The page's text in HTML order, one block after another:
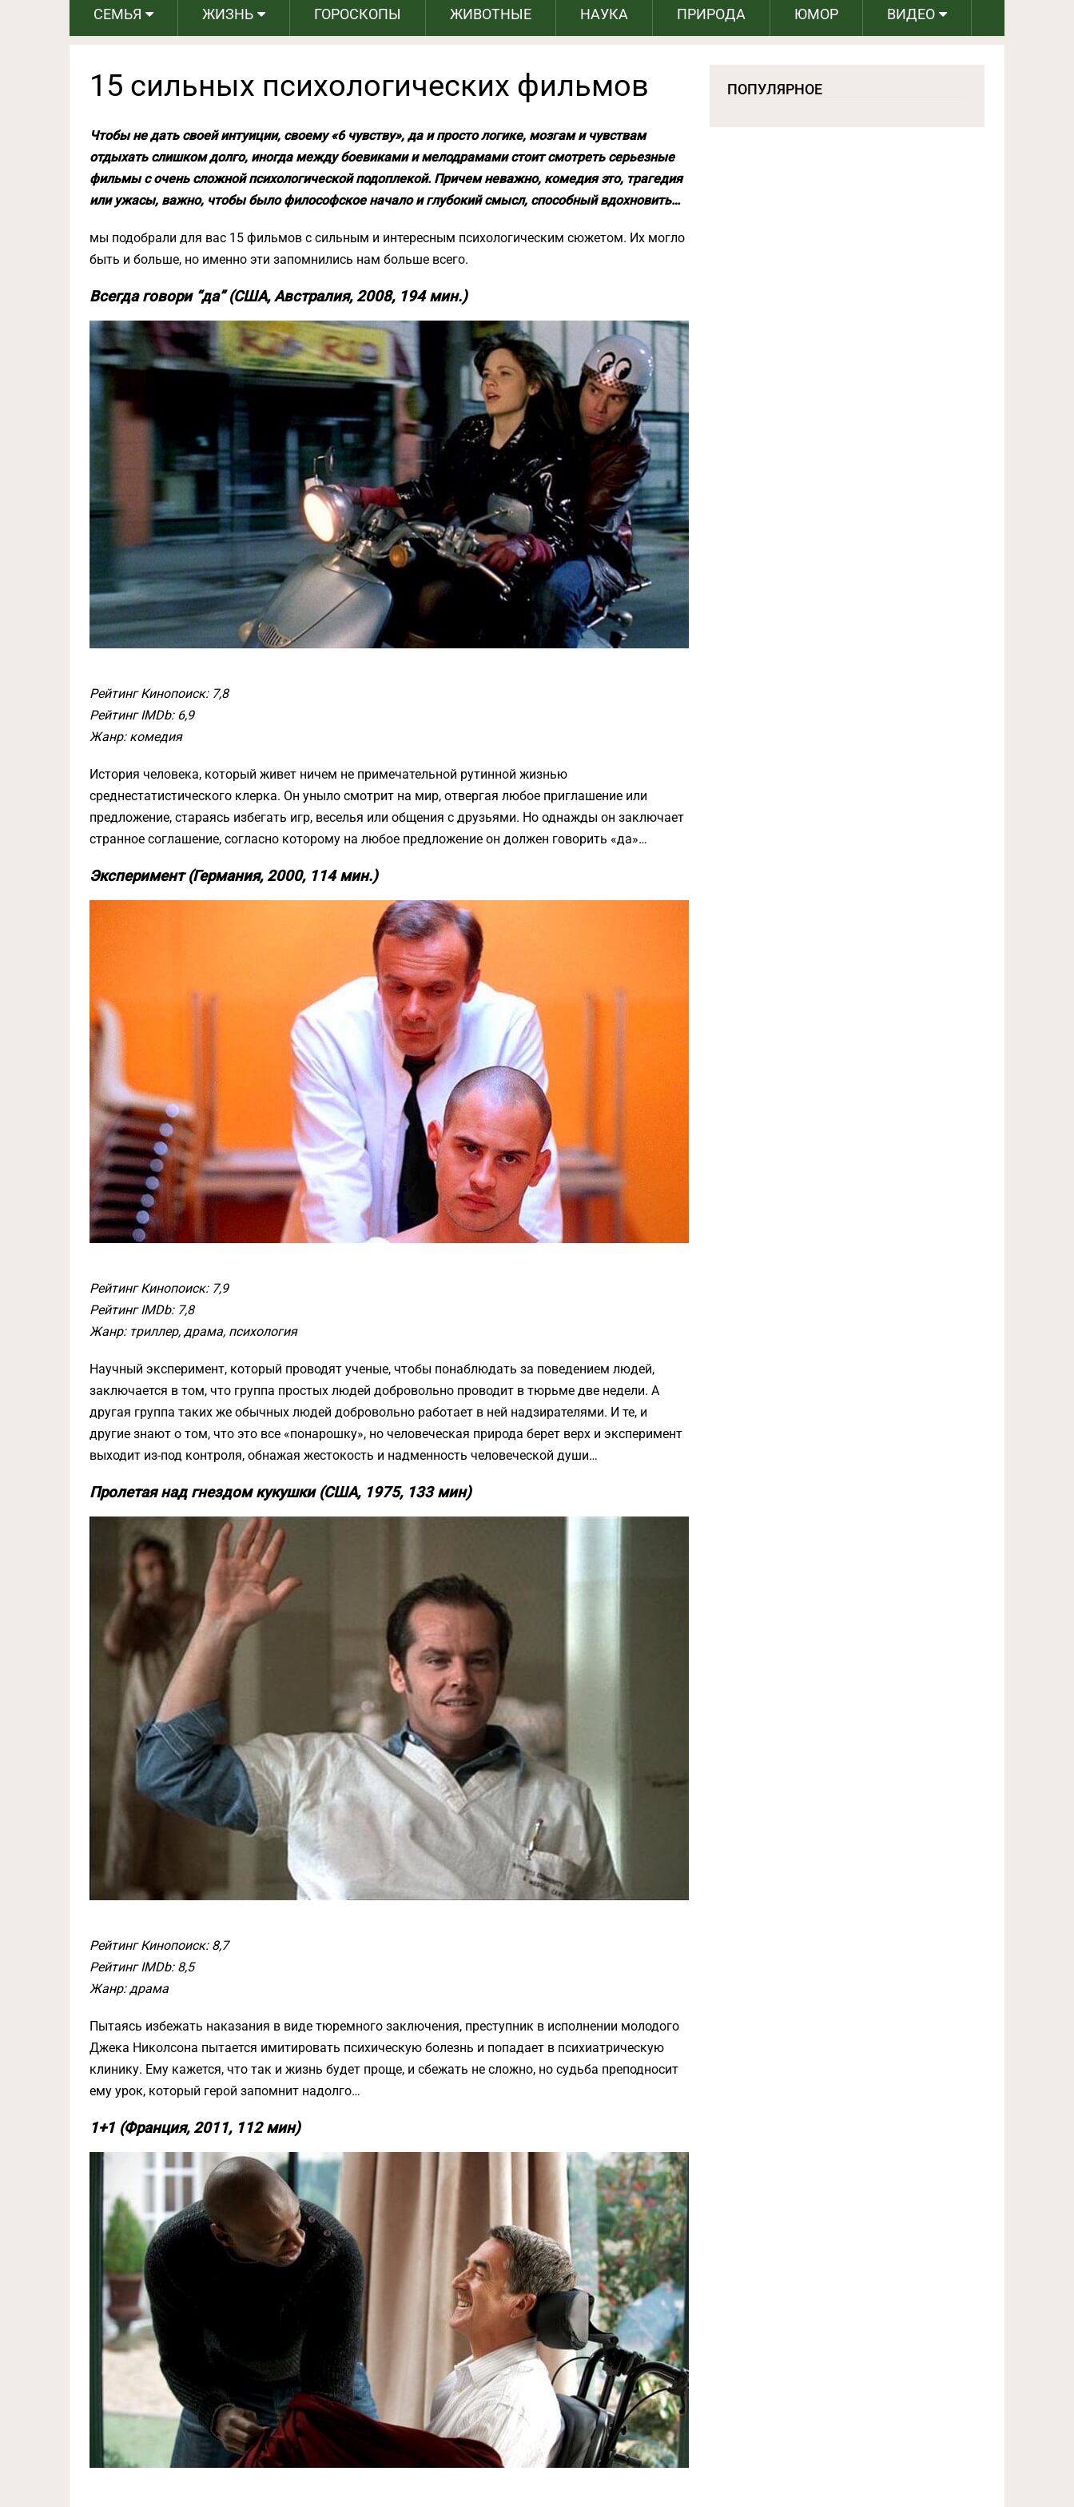
СЕМЬЯ ЖИЗНЬ ГОРОСКОПЫ ЖИВОТНЫЕ НАУКА ПРИРОДА ЮМОР ВИДЕО
15 сильных психологических фильмов
Чтобы не дать своей интуиции, своему «6 чувству», да и просто логике, мозгам и чувствам
отдыхать слишком долго, иногда между боевиками и мелодрамами стоит смотреть серьезные
фильмы с очень сложной психологической подоплекой. Причем неважно, комедия это, трагедия
или ужасы, важно, чтобы было философское начало и глубокий смысл, способный вдохновить…
мы подобрали для вас 15 фильмов с сильным и интересным психологическим сюжетом. Их могло
быть и больше, но именно эти запомнились нам больше всего.
Всегда говори “да” (США, Австралия, 2008, 194 мин.)
Рейтинг Кинопоиск: 7,8
Рейтинг IMDb: 6,9
Жанр: комедия
История человека, который живет ничем не примечательной рутинной жизнью
среднестатистического клерка. Он уныло смотрит на мир, отвергая любое приглашение или
предложение, стараясь избегать игр, веселья или общения с друзьями. Но однажды он заключает
странное соглашение, согласно которому на любое предложение он должен говорить «да»…
Эксперимент (Германия, 2000, 114 мин.)
Рейтинг Кинопоиск: 7,9
Рейтинг IMDb: 7,8
Жанр: триллер, драма, психология
Научный эксперимент, который проводят ученые, чтобы понаблюдать за поведением людей,
заключается в том, что группа простых людей добровольно проводит в тюрьме две недели. А
другая группа таких же обычных людей добровольно работает в ней надзирателями. И те, и
другие знают о том, что это все «понарошку», но человеческая природа берет верх и эксперимент
выходит из-под контроля, обнажая жестокость и надменность человеческой души…
Пролетая над гнездом кукушки (США, 1975, 133 мин)
Рейтинг Кинопоиск: 8,7
Рейтинг IMDb: 8,5
Жанр: драма
Пытаясь избежать наказания в виде тюремного заключения, преступник в исполнении молодого
Джека Николсона пытается имитировать психическую болезнь и попадает в психиатрическую
клинику. Ему кажется, что так и жизнь будет проще, и сбежать не сложно, но судьба преподносит
ему урок, который герой запомнит надолго…
1+1 (Франция, 2011, 112 мин)
ПОПУЛЯРНОЕ